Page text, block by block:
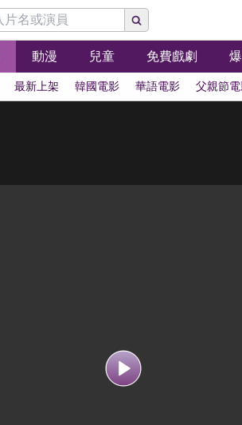
動漫 兒童 免費戲劇
最新上架 韓國電影 華語電影 父親節